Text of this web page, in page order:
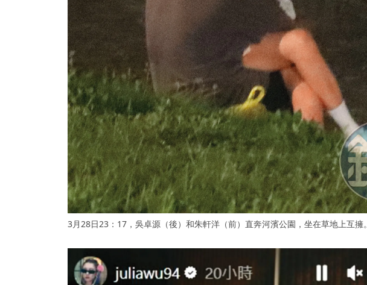
3月28日23：17，吳卓源（後）和朱軒洋（前）直奔河濱公園，坐在草地上互擁。